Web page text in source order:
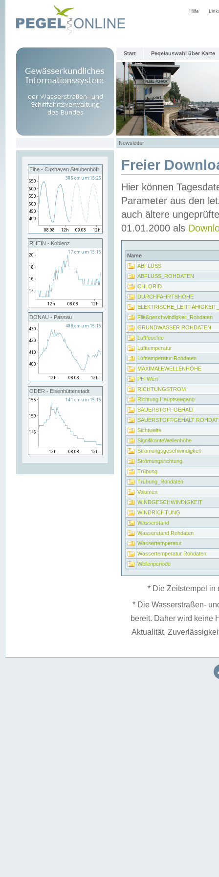
Hilfe
Start Pegelauswahl über Karte
Newsletter
Elbe - Cuxhaven Steubenhöft
RHEIN - Koblenz
DONAU - Passau
ODER - Eisenhüttenstadt
Freier
Hier können
Parameter aus den
auch ältere
01.01.2000 als
Name
ABFLUSS
ABFLUSS_ROHDATEN
CHLORID
DURCHFAHRTSHÖHE
Fließgeschwindigkeit_Rohdaten
GRUNDWASSER ROHDATEN
Luftfeuchte
Lufttemperatur
Lufttemperatur Rohdaten
MAXIMALEWELLENHÖHE
PH-Wert
RICHTUNGSTROM
Richtung Hauptseegang
SAUERSTOFFGEHALT
SAUERSTOFFGEHALT
Sichtweite
SignifikanteWellenhöhe
Strömungsgeschwindigkeit
Strömungsrichtung
Trübung
Trübung_Rohdaten
Volumen
WINDGESCHWINDIGKEIT
WINDRICHTUNG
Wasserstand
Wasserstand Rohdaten
Wassertemperatur
Wassertemperatur Rohdaten
Wellenperiode
* Die Zeitstempel in
* Die Wasserstraßen-
bereit. Daher wird keine
Aktualität,